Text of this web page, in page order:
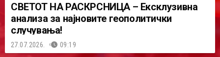
СВЕТОТ НА РАСКРСНИЦА – Ексклузивна
анализа за најновите геополитички
случувања!
27.07.2026. 09:19